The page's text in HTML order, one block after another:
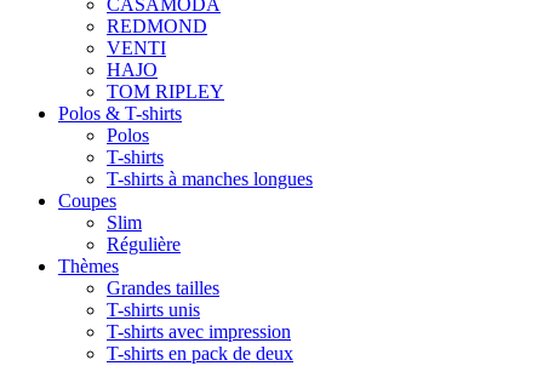
CASAMODA
REDMOND
VENTI
HAJO
TOM RIPLEY
Polos & T-shirts
Polos
T-shirts
T-shirts à manches longues
Coupes
Slim
Régulière
Thèmes
Grandes tailles
T-shirts unis
T-shirts avec impression
T-shirts en pack de deux